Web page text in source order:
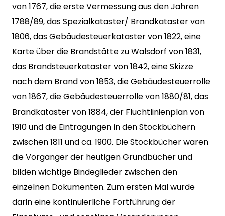
von 1767, die erste Vermessung aus den Jahren
1788/89, das Spezialkataster/ Brandkataster von
1806, das Gebäudesteuerkataster von 1822, eine
Karte über die Brandstätte zu Walsdorf von 1831,
das Brandsteuerkataster von 1842, eine Skizze
nach dem Brand von 1853, die Gebäudesteuerrolle
von 1867, die Gebäudesteuerrolle von 1880/81, das
Brandkataster von 1884, der Fluchtlinienplan von
1910 und die Eintragungen in den Stockbüchern
zwischen 1811 und ca. 1900. Die Stockbücher waren
die Vorgänger der heutigen Grundbücher und
bilden wichtige Bindeglieder zwischen den
einzelnen Dokumenten. Zum ersten Mal wurde
darin eine kontinuierliche Fortführung der